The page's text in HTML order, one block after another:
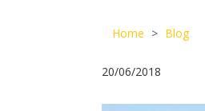
Home Blog
20/06/2018